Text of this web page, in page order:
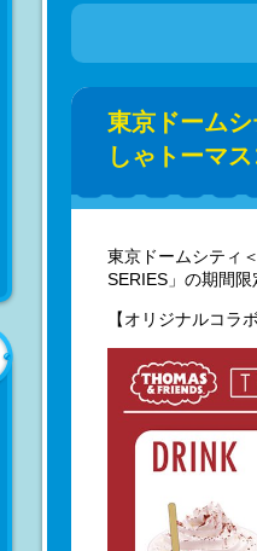
東京ドーム
しゃトーマ
東京ドームシティ
SERIES」の期間
【オリジナルコラ